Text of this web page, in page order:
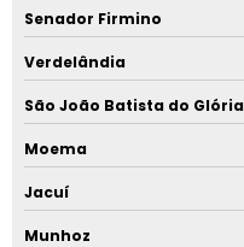
Senador Firmino
Verdelândia
São João Batista do Glória
Moema
Jacuí
Munhoz